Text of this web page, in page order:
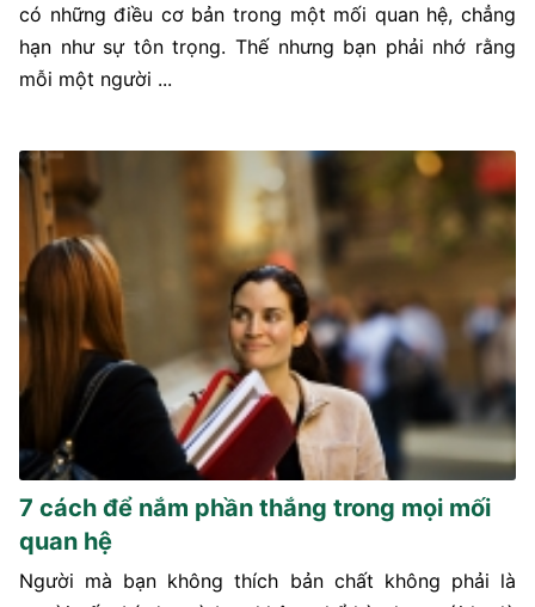
có những điều cơ bản trong một mối quan hệ, chẳng
hạn như sự tôn trọng. Thế nhưng bạn phải nhớ rằng
mỗi một người ...
7 cách để nắm phần thắng trong mọi mối
quan hệ
Người mà bạn không thích bản chất không phải là